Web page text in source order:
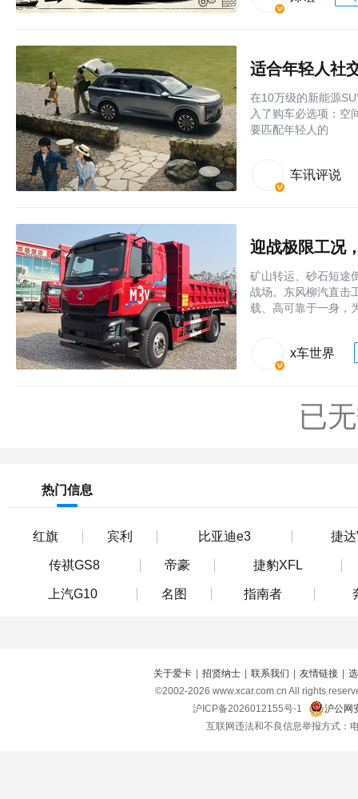
在10万级的新能源
入了购车必选项：空
要匹配年轻人的
车讯评说
迎战极限工况
矿山转运、砂石短途
战场。东风柳汽直击
载、高可靠于一身，
x车世界
已
热门信息
红旗 宾利 比亚迪e3 捷
传祺GS8 帝豪 捷豹XFL
上汽G10 名图 指南者
关于爱卡 招贤纳士 联系我们 友情链接
©2002-2026 www.xcar.com.cn All rights
沪ICP备2026012155号-1
沪公网
互联网违法和不良信息举报方式：